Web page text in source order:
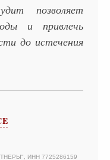
позволяет
и привлечь
до истечения
ИНН 7725286159